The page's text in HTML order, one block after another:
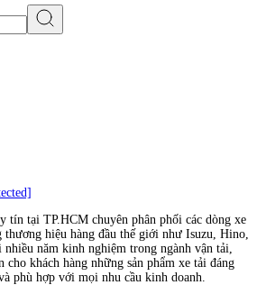
tại TP.HCM chuyên phân phối các dòng xe
hiệu hàng đầu thế giới như Isuzu, Hino,
năm kinh nghiệm trong ngành vận tải,
cho khách hàng những sản phẩm xe tải đáng
phù hợp với mọi nhu cầu kinh doanh.